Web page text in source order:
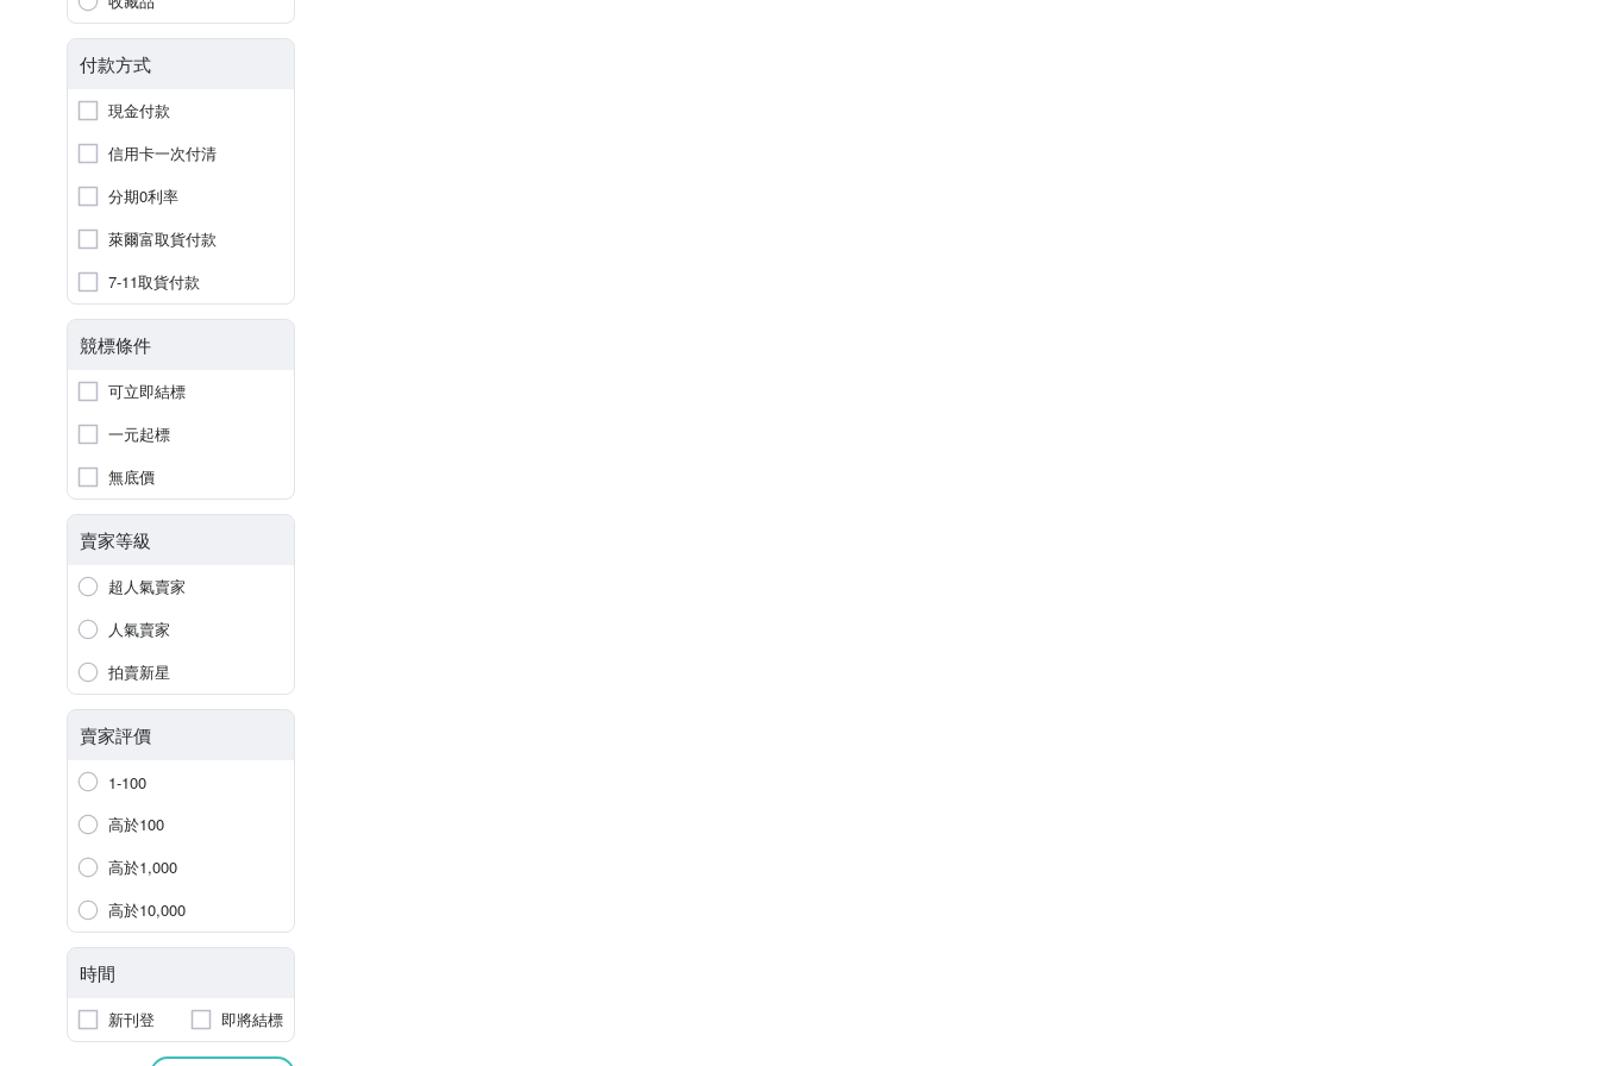
付款方式
現金付款
信用卡一次付清
分期0利率
萊爾富取貨付款
7-11取貨付款
競標條件
可立即結標
一元起標
無底價
賣家等級
超人氣賣家
人氣賣家
拍賣新星
賣家評價
1-100
高於100
高於1,000
高於10,000
時間
新刊登 即將結標